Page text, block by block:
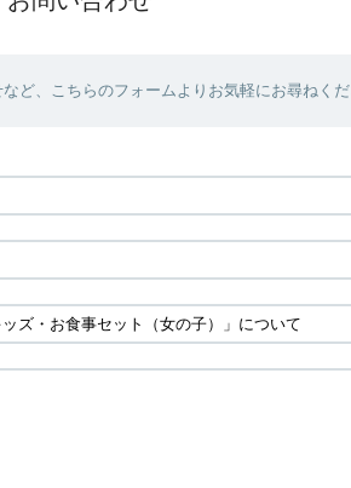
ど、こちらのフォームよりお気軽にお尋ねくだ